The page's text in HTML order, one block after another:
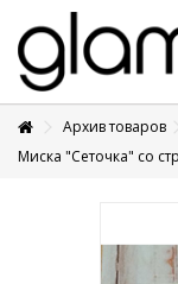
+7 495 1250410
Архив товаров
Миска "Сеточка" со